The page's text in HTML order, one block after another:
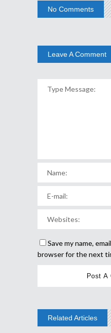
No Comments
Leave A Comment
Save my name,
browser for the next
Related Articles